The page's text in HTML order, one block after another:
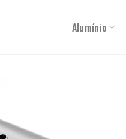
Alumínio